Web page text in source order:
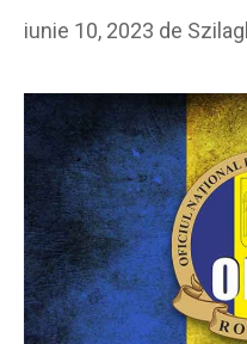
iunie 10, 2023 de